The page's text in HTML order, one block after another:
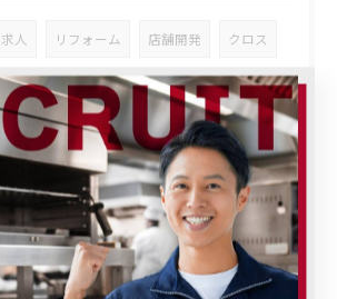
求人 リフォーム 店舗開発 クロス
飲食 空調 食器消毒保管庫
ブラストチラー 給茶機 ふじみ野市
クッキングオイルコレクター フライヤー
大型シーリングファン 職場を涼しく
熱中症対策 ロストルクリーナー